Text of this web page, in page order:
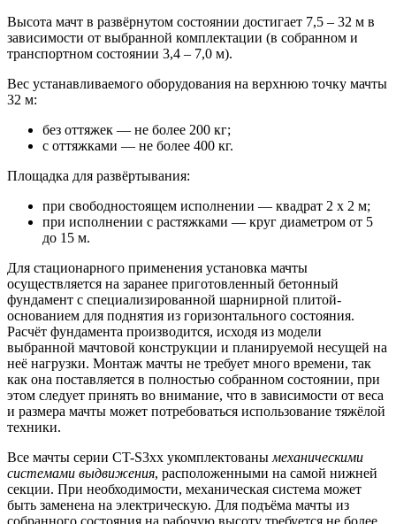
Высота мачт в развёрнутом состоянии достигает 7,5 – 32 м в
зависимости от выбранной комплектации (в собранном и
транспортном состоянии 3,4 – 7,0 м).
Вес устанавливаемого оборудования на верхнюю точку мачты
32 м:
без оттяжек — не более 200 кг;
с оттяжками — не более 400 кг.
Площадка для развёртывания:
при свободностоящем исполнении — квадрат 2 х 2 м;
при исполнении с растяжками — круг диаметром от 5
до 15 м.
Для стационарного применения установка мачты
осуществляется на заранее приготовленный бетонный
фундамент с специализированной шарнирной плитой-
основанием для поднятия из горизонтального состояния.
Расчёт фундамента производится, исходя из модели
выбранной мачтовой конструкции и планируемой несущей на
неё нагрузки. Монтаж мачты не требует много времени, так
как она поставляется в полностью собранном состоянии, при
этом следует принять во внимание, что в зависимости от веса
и размера мачты может потребоваться использование тяжёлой
техники.
Все мачты серии CT-S3xx укомплектованы механическими
системами выдвижения, расположенными на самой нижней
секции. При необходимости, механическая система может
быть заменена на электрическую. Для подъёма мачты из
собранного состояния на рабочую высоту требуется не более